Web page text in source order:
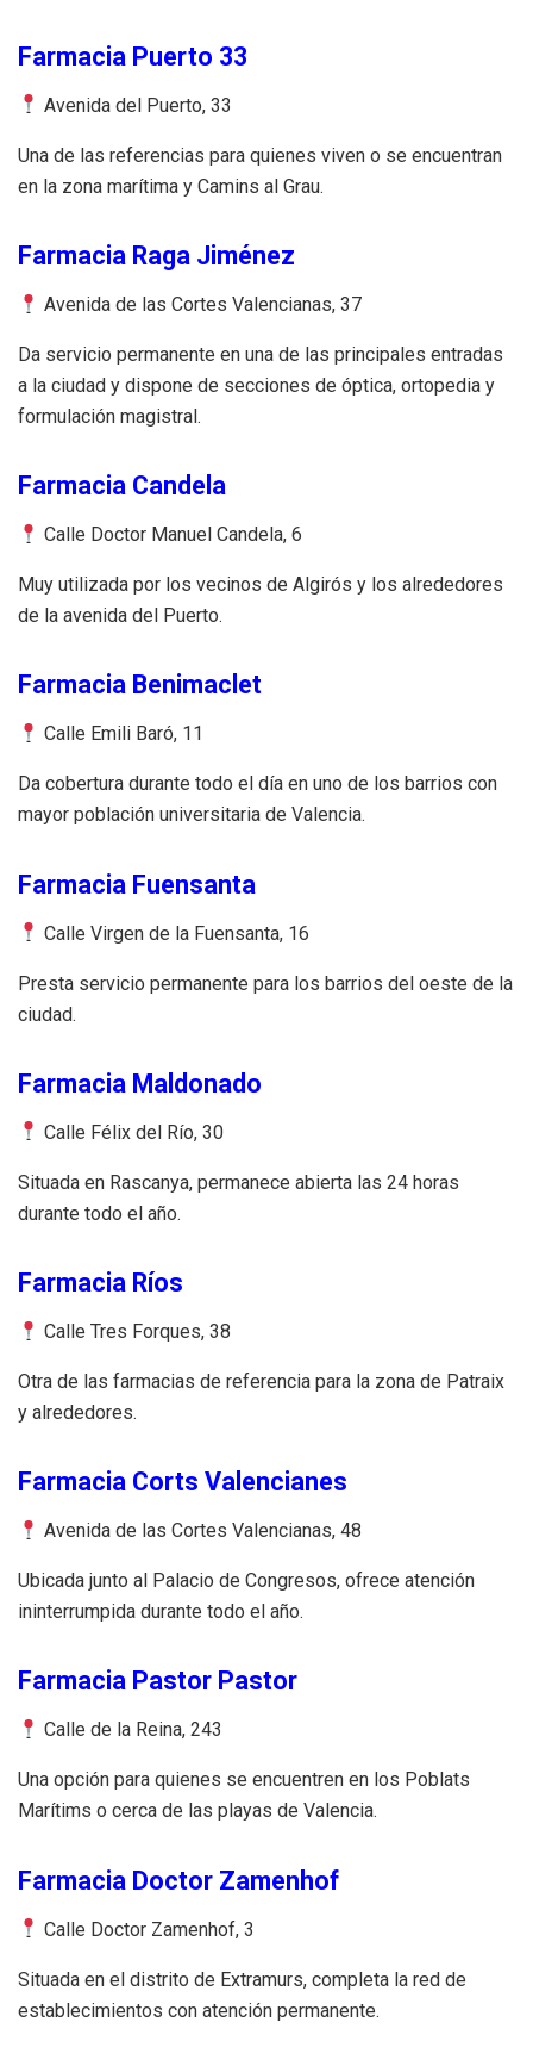
Farmacia Puerto 33
Avenida del Puerto, 33
Una de las referencias para quienes viven o se encuentran
en la zona marítima y Camins al Grau.
Farmacia Raga Jiménez
Avenida de las Cortes Valencianas, 37
Da servicio permanente en una de las principales entradas
a la ciudad y dispone de secciones de óptica, ortopedia y
formulación magistral.
Farmacia Candela
Calle Doctor Manuel Candela, 6
Muy utilizada por los vecinos de Algirós y los alrededores
de la avenida del Puerto.
Farmacia Benimaclet
Calle Emili Baró, 11
Da cobertura durante todo el día en uno de los barrios con
mayor población universitaria de Valencia.
Farmacia Fuensanta
Calle Virgen de la Fuensanta, 16
Presta servicio permanente para los barrios del oeste de la
ciudad.
Farmacia Maldonado
Calle Félix del Río, 30
Situada en Rascanya, permanece abierta las 24 horas
durante todo el año.
Farmacia Ríos
Calle Tres Forques, 38
Otra de las farmacias de referencia para la zona de Patraix
y alrededores.
Farmacia Corts Valencianes
Avenida de las Cortes Valencianas, 48
Ubicada junto al Palacio de Congresos, ofrece atención
ininterrumpida durante todo el año.
Farmacia Pastor Pastor
Calle de la Reina, 243
Una opción para quienes se encuentren en los Poblats
Marítims o cerca de las playas de Valencia.
Farmacia Doctor Zamenhof
Calle Doctor Zamenhof, 3
Situada en el distrito de Extramurs, completa la red de
establecimientos con atención permanente.